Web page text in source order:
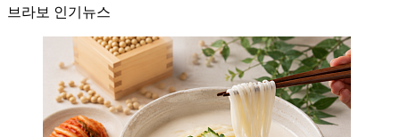
브라보 인기뉴스